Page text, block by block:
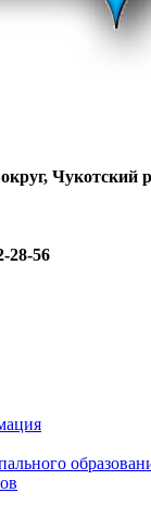
Чукотский
28-56